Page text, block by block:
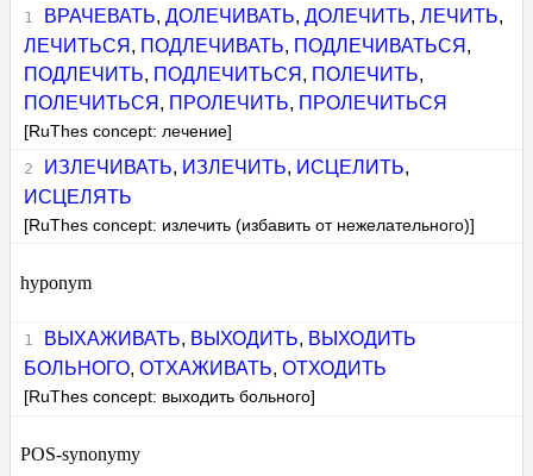
ВРАЧЕВАТЬ, ДОЛЕЧИВАТЬ, ДОЛЕЧИТЬ, ЛЕЧИТЬ,
ЛЕЧИТЬСЯ , ПОДЛЕЧИВАТЬ, ПОДЛЕЧИВАТЬСЯ ,
ПОДЛЕЧИТЬ, ПОДЛЕЧИТЬСЯ , ПОЛЕЧИТЬ,
ПОЛЕЧИТЬСЯ , ПРОЛЕЧИТЬ, ПРОЛЕЧИТЬСЯ
[RuThes concept: лечение]
ИЗЛЕЧИВАТЬ, ИЗЛЕЧИТЬ, ИСЦЕЛИТЬ,
ИСЦЕЛЯТЬ
[RuThes concept: излечить (избавить от нежелательного)]
hyponym
ВЫХАЖИВАТЬ, ВЫХОДИТЬ, ВЫХОДИТЬ
БОЛЬНОГО,ОТХАЖИВАТЬ,ОТХОДИТЬ
[RuThes concept: выходить больного]
POS-synonymy